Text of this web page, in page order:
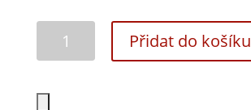
Přidat do košíku